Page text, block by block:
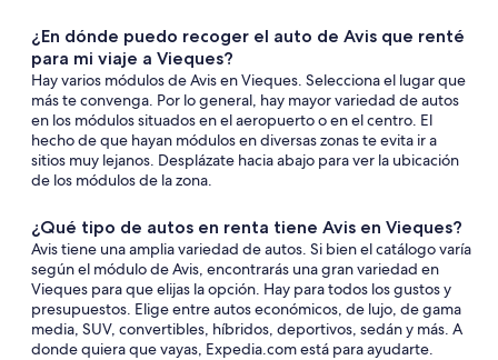
¿En dónde puedo recoger el auto de Avis que renté
para mi viaje a Vieques?
Hay varios módulos de Avis en Vieques. Selecciona el lugar que
más te convenga. Por lo general, hay mayor variedad de autos
en los módulos situados en el aeropuerto o en el centro. El
hecho de que hayan módulos en diversas zonas te evita ir a
sitios muy lejanos. Desplázate hacia abajo para ver la ubicación
de los módulos de la zona.
¿Qué tipo de autos en renta tiene Avis en Vieques?
Avis tiene una amplia variedad de autos. Si bien el catálogo varía
según el módulo de Avis, encontrarás una gran variedad en
Vieques para que elijas la opción. Hay para todos los gustos y
presupuestos. Elige entre autos económicos, de lujo, de gama
media, SUV, convertibles, híbridos, deportivos, sedán y más. A
donde quiera que vayas, Expedia.com está para ayudarte.